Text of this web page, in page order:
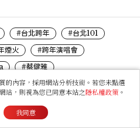
#台北跨年
#台北101
煙火
#跨年演唱會
#蔡健雅
分享
的內容，採用網站分析技術。若您未點選
站，則視為您已同意本站之隱私權政策 。
我同意